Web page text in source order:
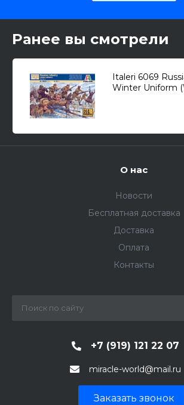
Ранее вы смотрели
Italeri 6069
Winter Uniform
О нас
Новости
Бесплатная доставка
Доставка
Оплата
Контакты
+7 (919) 121 22 07
miracle-world@mail.ru
Заказать звонок